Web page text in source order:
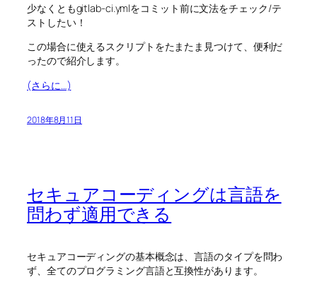
少なくともgitlab-ci.ymlをコミット前に文法をチェック/テ
ストしたい！
この場合に使えるスクリプトをたまたま見つけて、便利だ
ったので紹介します。
(さらに…)
2018年8月11日
セキュアコーディングは言語を
問わず適用できる
セキュアコーディングの基本概念は、言語のタイプを問わ
ず、全てのプログラミング言語と互換性があります。